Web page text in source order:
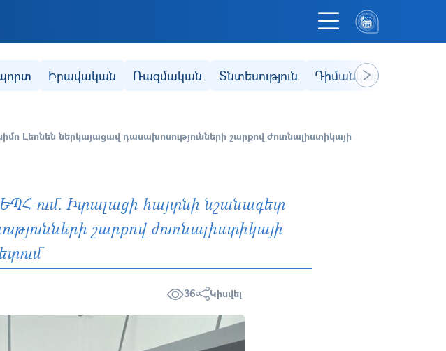
Իրավական Ռազմական Տնտեսություն Դիմանկար
Next
ներկայացավ դասախոսությունների շարքով ժուռնալիստիկայի
ում. Իտալացի հայտնի նշանագետ
շարքով ժուռնալիստիկայի
36 Կիսվել